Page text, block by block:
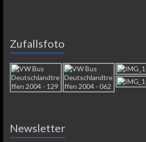
Zufallsfoto
Newsletter